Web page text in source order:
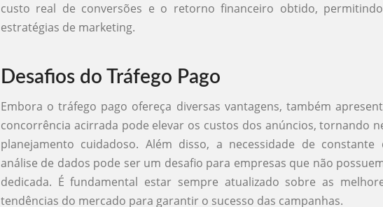
custo real de conversões e o retorno financeiro obtido,
estratégias de marketing.
Desafios do Tráfego Pago
Embora o tráfego pago ofereça diversas vantagens, também
concorrência acirrada pode elevar os custos dos anúncios, tornando
planejamento cuidadoso. Além disso, a necessidade de constante
análise de dados pode ser um desafio para empresas que não
dedicada. É fundamental estar sempre atualizado sobre as
tendências do mercado para garantir o sucesso das campanhas.